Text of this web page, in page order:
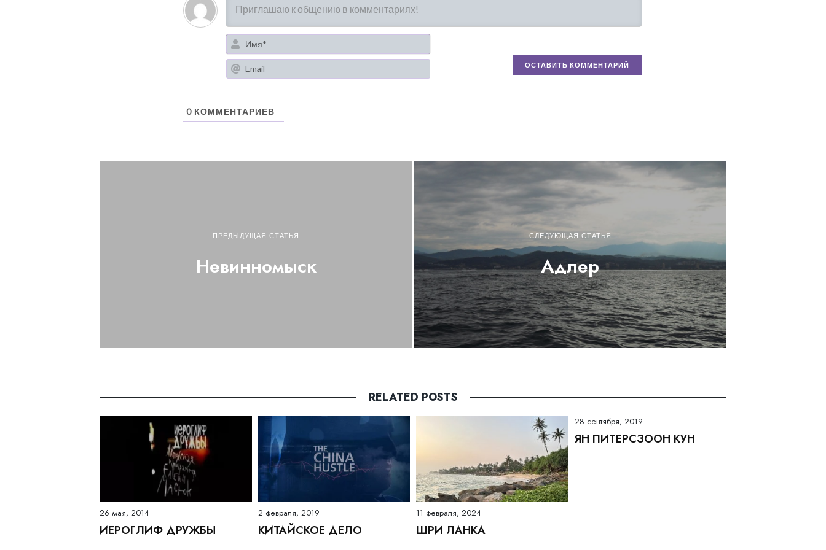
Имя*
Email
0 КОММЕНТАРИЕВ
ПРЕДЫДУЩАЯ СТАТЬЯ
Невинномыск
СЛЕДУЮЩАЯ СТАТЬЯ
Адлер
RELATED POSTS
26 мая, 2014
ИЕРОГЛИФ ДРУЖБЫ
2 февраля, 2019
КИТАЙСКОЕ ДЕЛО
11 февраля, 2024
ШРИ ЛАНКА
28 сентября, 2019
ЯН ПИТЕРСЗООН КУН